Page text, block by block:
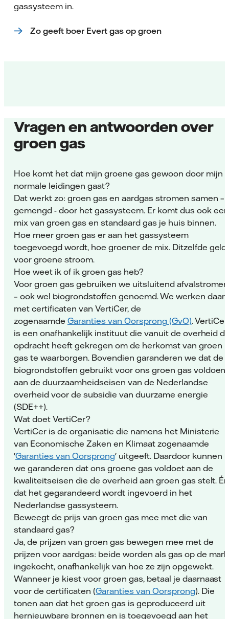
gassysteem in.
Zo geeft boer Evert gas op groen
Vragen en antwoorden over
groen gas
Hoe komt het dat mijn groene gas gewoon door mijn
normale leidingen gaat?
Dat werkt zo: groen gas en aardgas stromen samen –
gemengd - door het gassysteem. Er komt dus ook een
mix van groen gas en standaard gas je huis binnen.
Hoe meer groen gas er aan het gassysteem
toegevoegd wordt, hoe groener de mix. Ditzelfde
voor groene stroom.
Hoe weet ik of ik groen gas heb?
Voor groen gas gebruiken we uitsluitend afvalstromen
– ook wel biogrondstoffen genoemd. We werken
met certificaten van VertiCer, de
zogenaamde Garanties van Oorsprong (GvO). VertiCer
is een onafhankelijk instituut die vanuit de overheid
opdracht heeft gekregen om de herkomst van groen
gas te waarborgen. Bovendien garanderen we dat de
biogrondstoffen gebruikt voor ons groen gas voldoen
aan de duurzaamheidseisen van de Nederlandse
overheid voor de subsidie van duurzame energie
(SDE++).
Wat doet VertiCer?
VertiCer is de organisatie die namens het Ministerie
van Economische Zaken en Klimaat zogenaamde
'Garanties van Oorsprong' uitgeeft. Daardoor kunnen
we garanderen dat ons groene gas voldoet aan de
kwaliteitseisen die de overheid aan groen gas stelt. Én
dat het gegarandeerd wordt ingevoerd in het
Nederlandse gassysteem.
Beweegt de prijs van groen gas mee met die van
standaard gas?
Ja, de prijzen van groen gas bewegen mee met de
prijzen voor aardgas: beide worden als gas op de
ingekocht, onafhankelijk van hoe ze zijn opgewekt.
Wanneer je kiest voor groen gas, betaal je daarnaast
voor de certificaten (Garanties van Oorsprong). Die
tonen aan dat het groen gas is geproduceerd uit
hernieuwbare bronnen en is toegevoegd aan het